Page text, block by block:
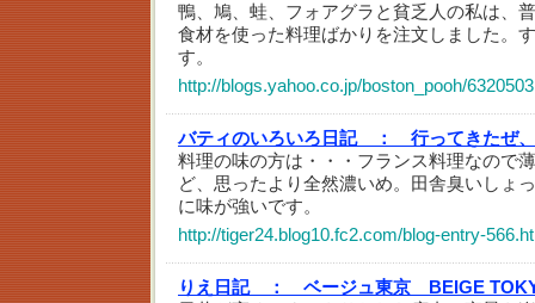
鴨、鳩、蛙、フォアグラと貧乏人の私は、
食材を使った料理ばかりを注文しました。
す。
http://blogs.yahoo.co.jp/boston_pooh/
バティのいろいろ日記 ：
行ってきたぜ
料理の味の方は・・・フランス料理なので
ど、思ったより全然濃いめ。田舎臭いしょ
に味が強いです。
http://tiger24.blog10.fc2.com/blog-entry-
りえ日記 ：
ベージュ東京 BEIGE